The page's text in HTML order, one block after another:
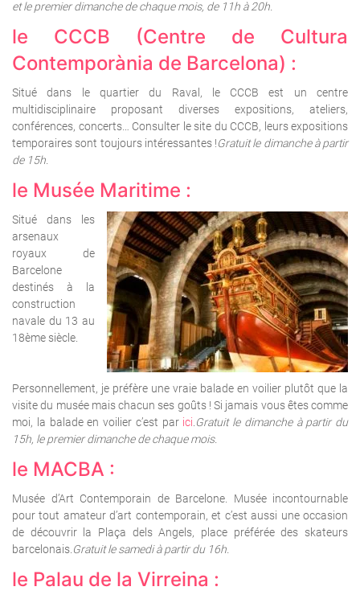
et le premier dimanche de chaque mois, de 11h à 20h.
le CCCB (Centre de Cultura
Contemporània de Barcelona) :
Situé dans le quartier du Raval, le CCCB est un centre
multidisciplinaire proposant diverses expositions, ateliers,
conférences, concerts… Consulter le site du CCCB, leurs expositions
temporaires sont toujours intéressantes !Gratuit le dimanche à partir
de 15h.
le Musée Maritime :
Situé dans les
arsenaux
royaux de
Barcelone
destinés à la
construction
navale du 13 au
18ème siècle.
Personnellement, je préfère une vraie balade en voilier plutôt que la
visite du musée mais chacun ses goûts ! Si jamais vous êtes comme
moi, la balade en voilier c’est par ici.Gratuit le dimanche à partir du
15h, le premier dimanche de chaque mois.
le MACBA :
Musée d’Art Contemporain de Barcelone. Musée incontournable
pour tout amateur d’art contemporain, et c’est aussi une occasion
de découvrir la Plaça dels Angels, place préférée des skateurs
barcelonais.Gratuit le samedi à partir du 16h.
le Palau de la Virreina :